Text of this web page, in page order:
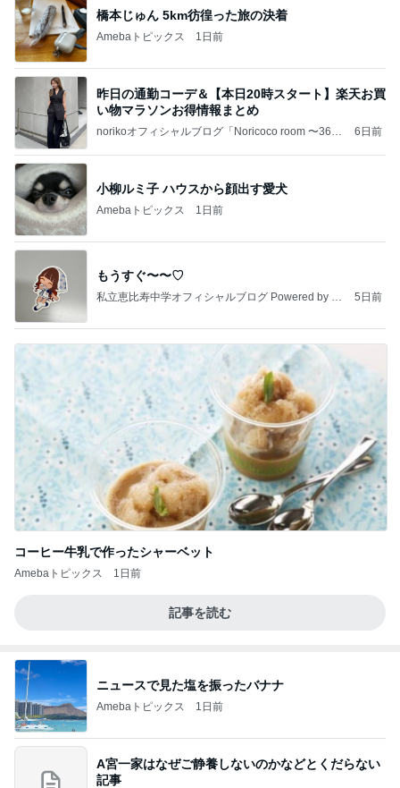
橋本じゅん 5km彷徨った旅の決着
Amebaトピックス 1日前
昨日の通勤コーデ＆【本日20時スタート】楽天お買
い物マラソンお得情報まとめ
norikoオフィシャルブログ「Noricoco room 〜365
6日前
小柳ルミ子 ハウスから顔出す愛犬
Amebaトピックス 1日前
もうすぐ〜〜♡
私立恵比寿中学オフィシャルブログ Powered by A
5日前
コーヒー牛乳で作ったシャーベット
Amebaトピックス 1日前
記事を読む
ニュースで見た塩を振ったバナナ
Amebaトピックス 1日前
A宮一家はなぜご静養しないのかなどとくだらない
記事